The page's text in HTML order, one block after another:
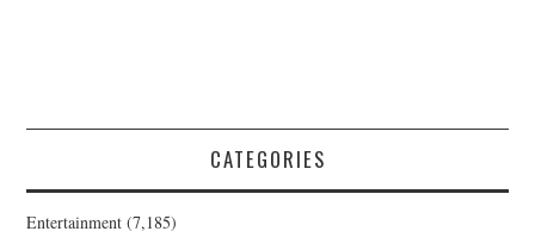
CATEGORIES
Entertainment (7,185)